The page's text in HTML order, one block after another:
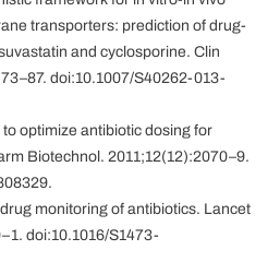
transporters: prediction of drug-
and cyclosporine. Clin
doi:10.1007/S40262-013-
optimize antibiotic dosing for
Biotechnol. 2011;12(12):2070–9.
monitoring of antibiotics. Lancet
doi:10.1016/S1473-